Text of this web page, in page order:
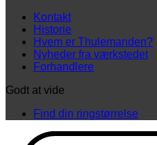
Kontakt
Historie
Hvem er Thulemanden?
Nyheder fra værkstedet
Forhandlere
Godt at vide
Find din ringstørrelse